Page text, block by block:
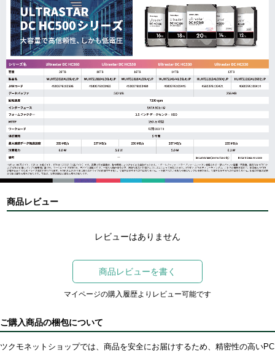
商品レビュー
レビューはありません
商品レビューを書く
マイページの購入履歴よりレビュー可能です
ご購入商品の梱包について
ツクモネットショップでは、商品を安全にお届けするため、精密性の高いPC